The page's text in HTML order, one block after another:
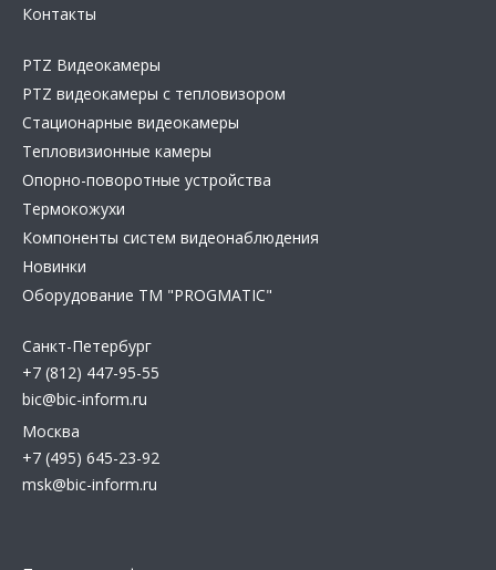
Контакты
PTZ Видеокамеры
PTZ видеокамеры с тепловизором
Стационарные видеокамеры
Тепловизионные камеры
Опорно-поворотные устройства
Термокожухи
Компоненты систем видеонаблюдения
Новинки
Оборудование TM "PROGMATIC"
Санкт-Петербург
+7 (812) 447-95-55
bic@bic-inform.ru
Москва
+7 (495) 645-23-92
msk@bic-inform.ru